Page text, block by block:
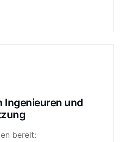
Ingenieuren und
bereit: